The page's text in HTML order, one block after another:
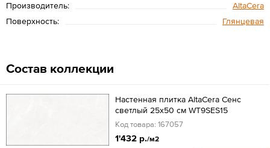
Производитель:
AltaCera
Поверхность:
Глянцевая
Состав коллекции
Настенная плитка AltaCera Сенс
светлый 25x50 см WT9SES15
Код товара: 167057
1'432 р./м2